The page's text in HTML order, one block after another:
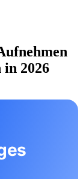
in 2026